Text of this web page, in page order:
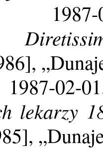
1987-02-
lekarzy